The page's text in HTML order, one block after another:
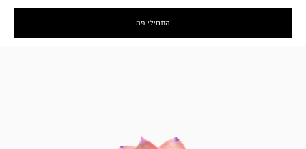
התחילי פה